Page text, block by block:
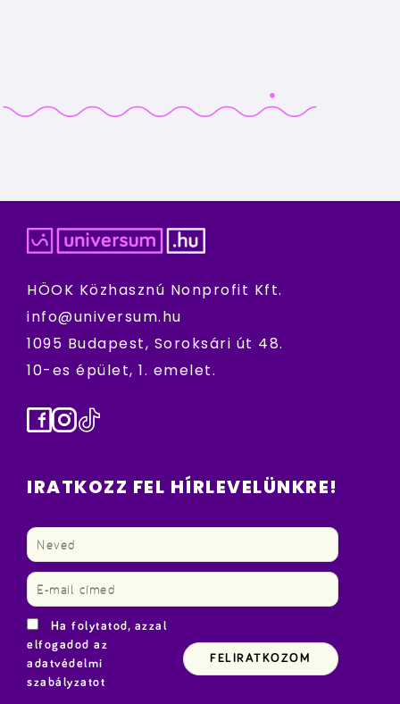
HÖOK Közhasznú Nonprofit Kft.
info@universum.hu
1095 Budapest, Soroksári út 48.
10-es épület, 1. emelet.
Facebook
Instagram
TikTok
IRATKOZZ FEL HÍRLEVELÜNKRE!
Ha folytatod, azzal
elfogadod az
adatvédelmi
szabályzatot